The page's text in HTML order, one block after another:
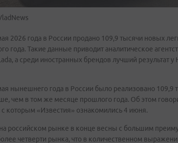
2026 года в России продано 109,9 тысячи новых
года. Такие данные приводит аналитическое
а среди иностранных брендов лучший результат
нынешнего года в России было реализовано 109,9
чем в том же месяце прошлого года. Об этом
с которым «Известия» ознакомились 4 июня.
российском рынке в конце весны с большим
четверти рынка, что в количественном